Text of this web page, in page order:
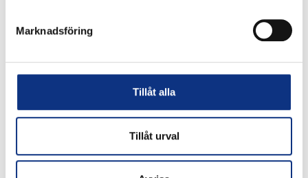
Marknadsföring
Tillåt alla
Tillåt urval
• Tillämpningar som utsätts för mekanisk påfrestning (styv
• Polyamidrör
• Halstyva rör